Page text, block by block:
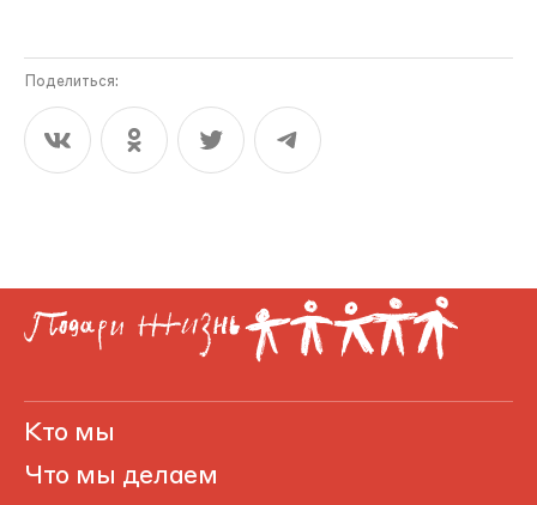
Поделиться:
Кто мы
Что мы делаем